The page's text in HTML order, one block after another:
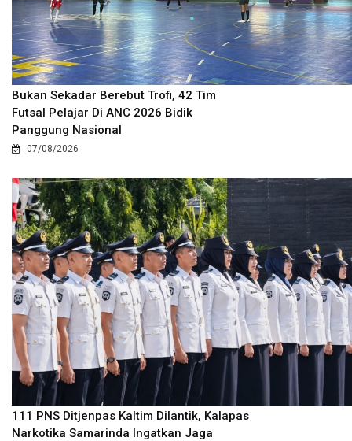
Bukan Sekadar Berebut Trofi, 42 Tim
Futsal Pelajar Di ANC 2026 Bidik
Panggung Nasional
07/08/2026
111 PNS Ditjenpas Kaltim Dilantik, Kalapas
Narkotika Samarinda Ingatkan Jaga